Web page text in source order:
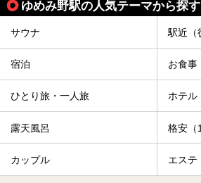
ゆめみ野駅の人気テーマから探す
サウナ 駅近（
宿泊 お食事
ひとり旅・一人旅 ホテル
露天風呂 格安（
カップル エステ